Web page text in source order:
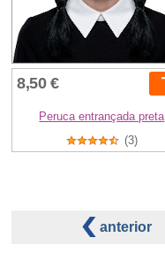
8,50 €
Peruca entrançada preta
(3)
anterior